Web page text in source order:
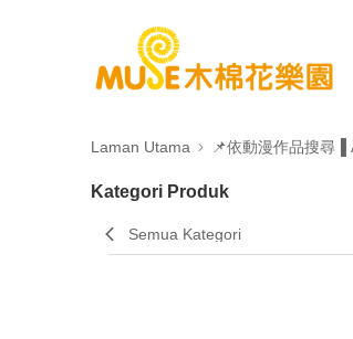
Laman Utama 📌依動漫作品搜尋▐
Kategori Produk
Semua Kategori